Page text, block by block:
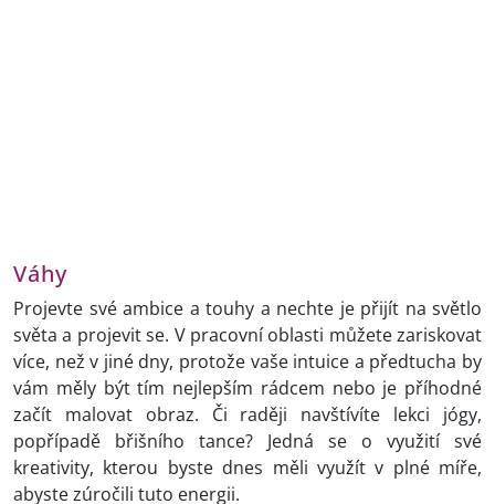
Váhy
Projevte své ambice a touhy a nechte je přijít na světlo
světa a projevit se. V pracovní oblasti můžete zariskovat
více, než v jiné dny, protože vaše intuice a předtucha by
vám měly být tím nejlepším rádcem nebo je příhodné
začít malovat obraz. Či raději navštívíte lekci jógy,
popřípadě břišního tance? Jedná se o využití své
kreativity, kterou byste dnes měli využít v plné míře,
abyste zúročili tuto energii.